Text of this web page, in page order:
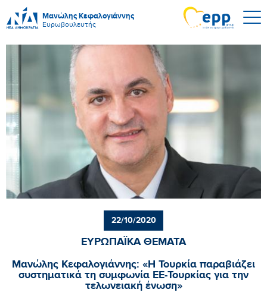
Μανώλης Κεφαλογιάννης
Ευρωβουλευτής
22/10/2020
ΕΥΡΩΠΑΪΚΑ ΘΕΜΑΤΑ
Μανώλης Κεφαλογιάννης: «Η Τουρκία παραβιάζει
συστηματικά τη συμφωνία ΕΕ-Τουρκίας για την
τελωνειακή ένωση»